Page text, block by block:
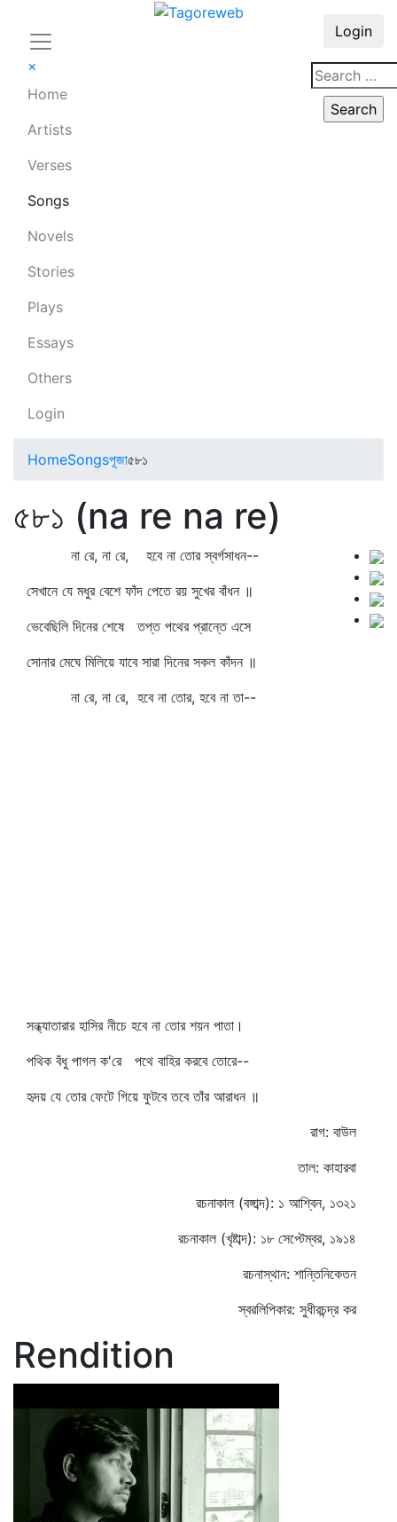
×
Home
Artists
Verses
Songs
Novels
Stories
Plays
Essays
Others
Login
Login
HomeSongsপূজা৫৮১
৫৮১ (na re na re)
না রে, না রে, হবে না তোর স্বর্গসাধন--
সেখানে যে মধুর বেশে ফাঁদ পেতে রয় সুখের বাঁধন ॥
ভেবেছিলি দিনের শেষে তপ্ত পথের প্রান্তে এসে
সোনার মেঘে মিলিয়ে যাবে সারা দিনের সকল কাঁদন ॥
না রে, না রে, হবে না তোর, হবে না তা--
সন্ধ্যাতারার হাসির নীচে হবে না তোর শয়ন পাতা।
পথিক বঁধু পাগল ক'রে পথে বাহির করবে তোরে--
হৃদয় যে তোর ফেটে গিয়ে ফুটবে তবে তাঁর আরাধন ॥
রাগ: বাউল
তাল: কাহারবা
রচনাকাল (বঙ্গাব্দ): ১ আশ্বিন, ১৩২১
রচনাকাল (খৃষ্টাব্দ): ১৮ সেপ্টেম্বর, ১৯১৪
রচনাস্থান: শান্তিনিকেতন
স্বরলিপিকার: সুধীরচন্দ্র কর
Rendition